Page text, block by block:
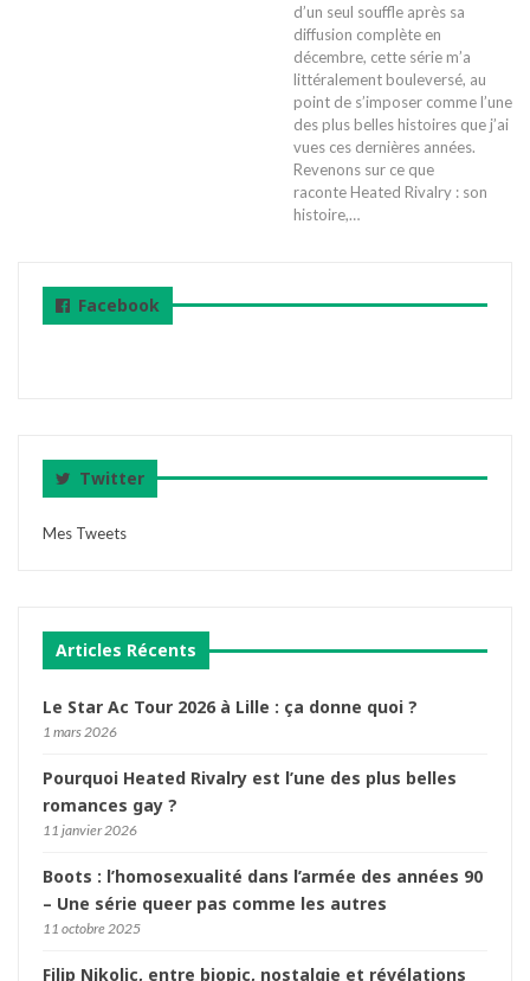
d’un seul souffle après sa
diffusion complète en
décembre, cette série m’a
littéralement bouleversé, au
point de s’imposer comme l’une
des plus belles histoires que j’ai
vues ces dernières années.
Revenons sur ce que
raconte Heated Rivalry : son
histoire,…
Facebook
Twitter
Mes Tweets
Articles Récents
Le Star Ac Tour 2026 à Lille : ça donne quoi ?
1 mars 2026
Pourquoi Heated Rivalry est l’une des plus belles
romances gay ?
11 janvier 2026
Boots : l’homosexualité dans l’armée des années 90
– Une série queer pas comme les autres
11 octobre 2025
Filip Nikolic, entre biopic, nostalgie et révélations